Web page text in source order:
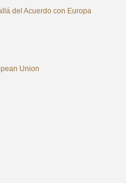
del Acuerdo con Europa
Union